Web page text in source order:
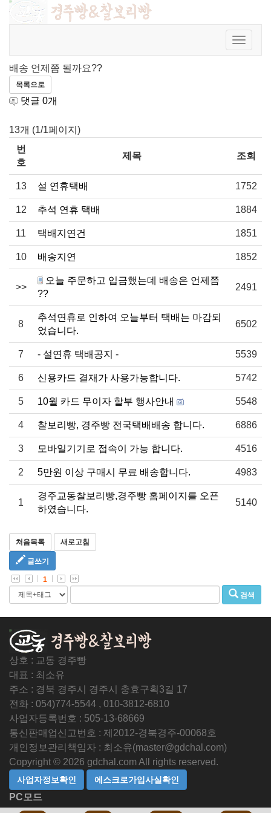
주문조회
Toggle
배송 언제쯤 될까요??
목록으로
댓글 0개
13개 (1/1페이지)
번
호
제목 조회
13 설 연휴택배 1752
12 추석 연휴 택배 1884
11 택배지연건 1851
10 배송지연 1852
>>
오늘 주문하고 입금했는데 배송은 언제쯤
??
2491
8
추석연휴로 인하여 오늘부터 택배는 마감되
었습니다.
6502
7 - 설연휴 택배공지 - 5539
6 신용카드 결재가 사용가능합니다. 5742
5 10월 카드 무이자 할부 행사안내 5548
4 찰보리빵, 경주빵 전국택배배송 합니다. 6886
3 모바일기기로 접속이 가능 합니다. 4516
2 5만원 이상 구매시 무료 배송합니다. 4983
1
경주교동찰보리빵,경주빵 홈페이지를 오픈
하였습니다.
5140
처음목록 새로고침
글쓰기
1
검색
상호 : 교동 경주빵
대표 : 최소유
주소 : 경북 경주시 경주시 충효구획3길 17
전화 : 054)774-5544 , 010-3812-6810
사업자등록번호 : 505-13-68669
통신판매업신고번호 : 제2012-경북경주-00068호
개인정보관리책임자 : 최소유(master@gdchal.com)
Copyright © 2026 gdchal.com All rights reserved.
PC모드